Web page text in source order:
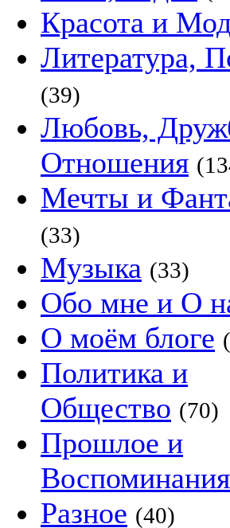
Красота и
Литература,
(39)
Любовь,
Отношения
Мечты и
(33)
Музыка (33)
Обо мне и О
О моём блоге
Политика и
Общество (70)
Прошлое и
Воспоминания
Разное (40)